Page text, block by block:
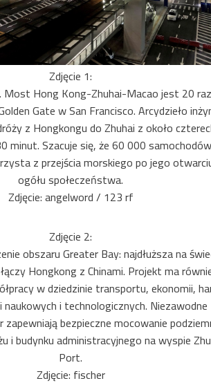
Zdjęcie 1:
Most Hong Kong-Zhuhai-Macao jest 20
Gate w San Francisco. Arcydzieło
z Hongkongu do Zhuhai z około
minut. Szacuje się, że 60 000
z przejścia morskiego po jego
ogółu społeczeństwa.
Zdjęcie: angelword / 123 rf
Zdjęcie 2:
obszaru Greater Bay: najdłuższa na
Hongkong z Chinami. Projekt ma
w dziedzinie transportu, ekonomii,
i technologicznych. Niezawodne
bezpieczne mocowanie
i budynku administracyjnego na wyspie
Port.
Zdjęcie: fischer